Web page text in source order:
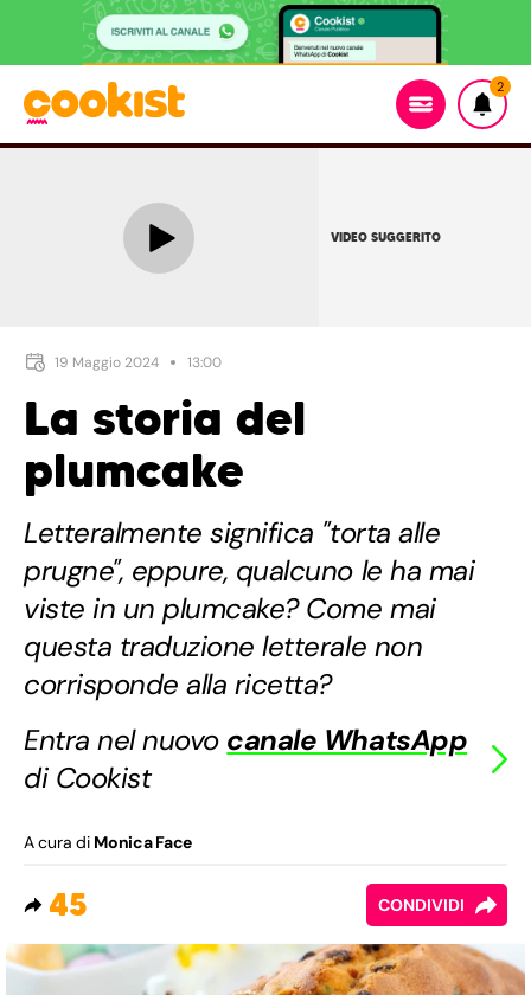
2
VIDEO SUGGERITO
19 Maggio 2024 13:00
La storia del
plumcake
Letteralmente significa "torta alle
prugne", eppure, qualcuno le ha mai
viste in un plumcake? Come mai
questa traduzione letterale non
corrisponde alla ricetta?
Entra nel nuovo canale WhatsApp
di Cookist
A cura di Monica Face
45 CONDIVIDI